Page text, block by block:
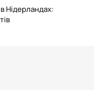
Нідерландах: